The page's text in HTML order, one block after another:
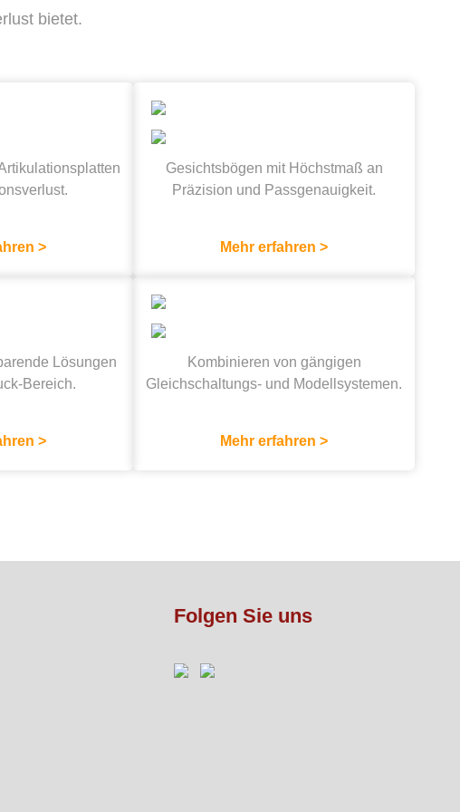
bietet.
>
Gesichtsbögen mit Höchstmaß an
Präzision und Passgenauigkeit.
Mehr erfahren >
Lösungen
Bereich.
>
Kombinieren von gängigen
Gleichschaltungs- und Modellsystemen.
Mehr erfahren >
Folgen Sie uns